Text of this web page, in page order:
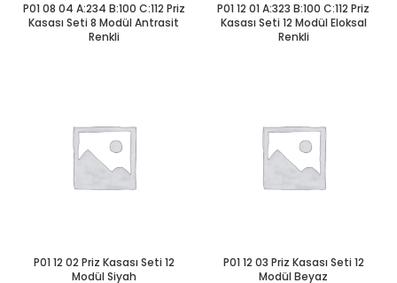
P01 08 04 A:234 B:100 C:112 Priz
Kasası Seti 8 Modül Antrasit
Renkli
P01 12 01 A:323 B:100 C:112 Priz
Kasası Seti 12 Modül Eloksal
Renkli
P01 12 02 Priz Kasası Seti 12
Modül Siyah
P01 12 03 Priz Kasası Seti 12
Modül Beyaz